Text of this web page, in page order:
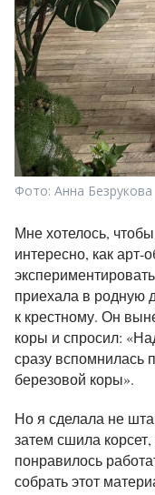
Фото: Анна Безрукова
Мне хотелось,
интересно, как арт-
приехала в родную
к крестному. Он
коры и спросил:
сразу
березовой коры».
Но я сделала не
затем сшила
понравилось
собрать этот